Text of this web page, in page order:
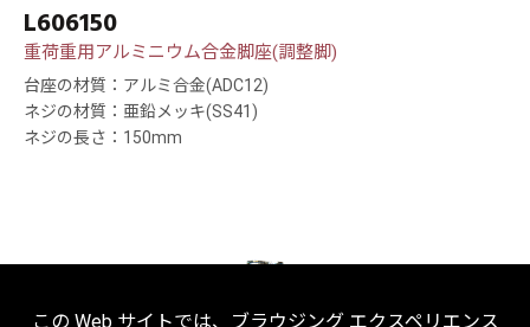
L606150
重荷重用アルミニウム合金脚座(調整脚)
台座の材質：アルミ合金(ADC12)
ネジの材質：亜鉛メッキ(SS41)
ネジの長さ：150mm
この Web サイトでは、ブラウジング エクスペリエンス